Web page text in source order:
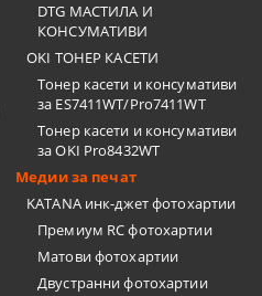
DTG МАСТИЛА И
КОНСУМАТИВИ
OKI ТОНЕР КАСЕТИ
Тонер касети и консумативи
за ES7411WT/Pro7411WT
Тонер касети и консумативи
за OKI Pro8432WT
Медии за печат
KATANA инк-джет фотохартии
Премиум RC фотохартии
Матови фотохартии
Двустранни фотохартии